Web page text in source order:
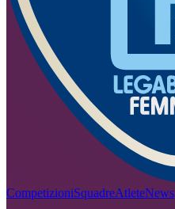
CompetizioniSquadreAtleteNews